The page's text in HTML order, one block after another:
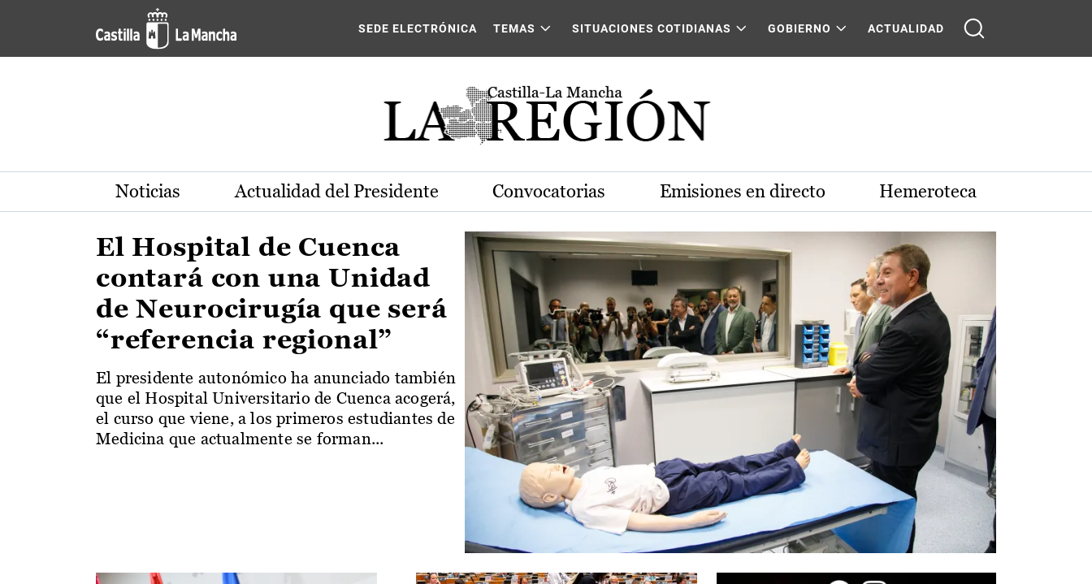
Pasar al contenido principal
Actualidad de la región de Castilla-La Mancha
SEDE ELECTRÓNICA TEMAS SITUACIONES COTIDIANAS GOBIERNO ACTUALIDAD
Noticias Actualidad del Presidente Convocatorias Emisiones en directo Hemeroteca
El Hospital de Cuenca
contará con una Unidad
de Neurocirugía que será
“referencia regional”
El presidente autonómico ha anunciado también
que el Hospital Universitario de Cuenca acogerá,
el curso que viene, a los primeros estudiantes de
Medicina que actualmente se forman...